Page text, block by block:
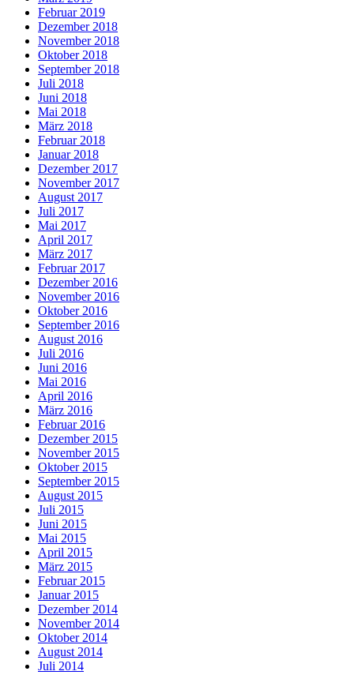
Februar 2019
Dezember 2018
November 2018
Oktober 2018
September 2018
Juli 2018
Juni 2018
Mai 2018
März 2018
Februar 2018
Januar 2018
Dezember 2017
November 2017
August 2017
Juli 2017
Mai 2017
April 2017
März 2017
Februar 2017
Dezember 2016
November 2016
Oktober 2016
September 2016
August 2016
Juli 2016
Juni 2016
Mai 2016
April 2016
März 2016
Februar 2016
Dezember 2015
November 2015
Oktober 2015
September 2015
August 2015
Juli 2015
Juni 2015
Mai 2015
April 2015
März 2015
Februar 2015
Januar 2015
Dezember 2014
November 2014
Oktober 2014
August 2014
Juli 2014